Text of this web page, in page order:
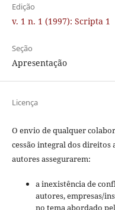
Edição
v. 1 n. 1 (1997): Scripta 1
Seção
Apresentação
Licença
O envio de qualquer
cessão integral dos direitos
autores assegurarem:
a inexistência de
autores, empresas/
no tema abordado